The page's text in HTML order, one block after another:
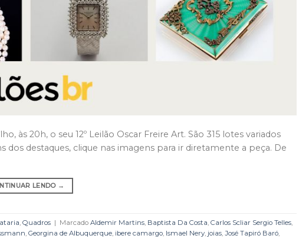
às 20h, o seu 12º Leilão Oscar Freire Art. São 315 lotes variados
destaques, clique nas imagens para ir diretamente a peça. De
LENDO →
Quadros | Marcado Aldemir Martins Baptista Da Costa Carlos Scliar Sergio Telles
Georgina de Albuquerque ibere camargo Ismael Nery joias José Tapiró Baró